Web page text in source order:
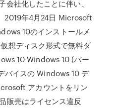
社化したことに伴い、
2019年4月24日 Microsoft
10のインストールメ
想ディスク形式で無料ダ
10 Windows 10 (バー
バイスの Windows 10 デ
アカウントをリン
販売はライセンス違反